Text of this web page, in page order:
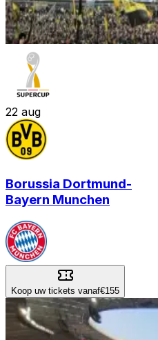
22 aug
Borussia Dortmund-
Bayern Munchen
Koop uw tickets vanaf€155